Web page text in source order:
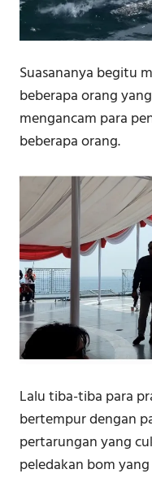
Suasananya begitu
beberapa orang
mengancam para
beberapa orang.
Lalu tiba-tiba para
bertempur dengan
pertarungan yang
peledakan bom